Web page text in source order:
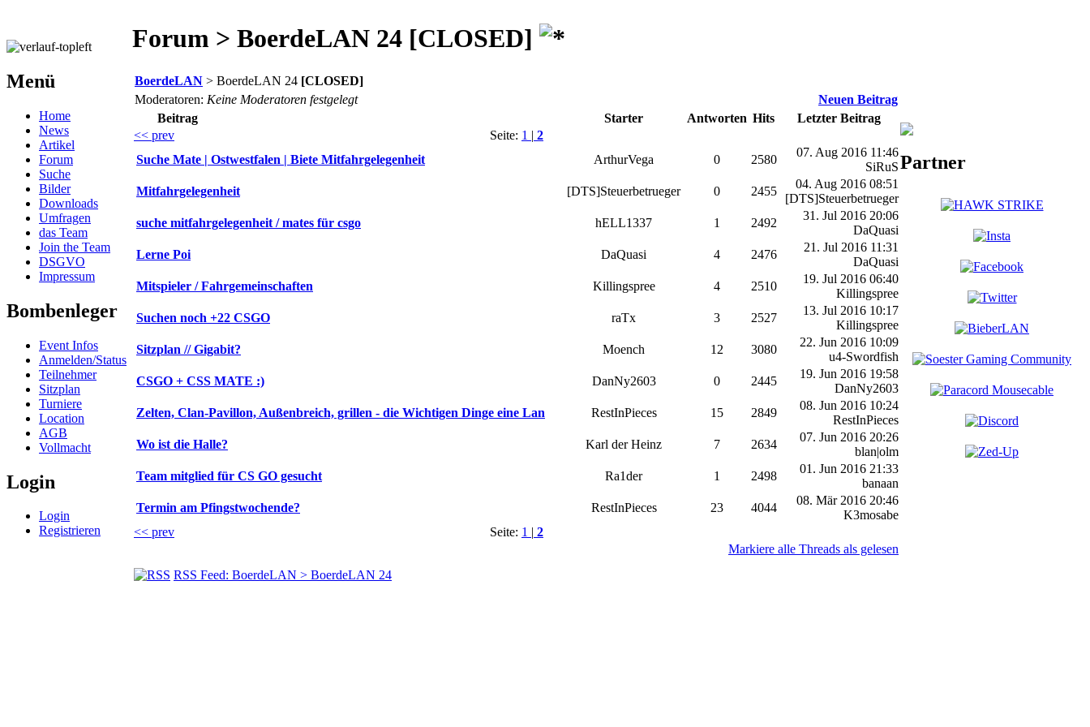
Menü
Home
News
Artikel
Forum
Suche
Bilder
Downloads
Umfragen
das Team
Join the Team
DSGVO
Impressum
Bombenleger
Event Infos
Anmelden/Status
Teilnehmer
Sitzplan
Turniere
Location
AGB
Vollmacht
Login
Login
Registrieren
Forum > BoerdeLAN 24 [CLOSED]
BoerdeLAN > BoerdeLAN 24 [CLOSED]
Moderatoren: Keine Moderatoren festgelegt
Neuen Beitrag
Beitrag
Starter Antworten Hits
Letzter Beitrag
<< prev
Seite: 1 | 2
Suche Mate | Ostwestfalen | Biete Mitfahrgelegenheit
ArthurVega 0 2580
07. Aug 2016 11:46
SiRuS
Mitfahrgelegenheit
[DTS]Steuerbetrueger 0 2455
04. Aug 2016 08:51
[DTS]Steuerbetrueger
suche mitfahrgelegenheit / mates für csgo
hELL1337 1 2492
31. Jul 2016 20:06
DaQuasi
Lerne Poi
DaQuasi 4 2476
21. Jul 2016 11:31
DaQuasi
Mitspieler / Fahrgemeinschaften
Killingspree 4 2510
19. Jul 2016 06:40
Killingspree
Suchen noch +22 CSGO
raTx 3 2527
13. Jul 2016 10:17
Killingspree
Sitzplan // Gigabit?
Moench 12 3080
22. Jun 2016 10:09
u4-Swordfish
CSGO + CSS MATE :)
DanNy2603 0 2445
19. Jun 2016 19:58
DanNy2603
Zelten, Clan-Pavillon, Außenbreich, grillen - die Wichtigen Dinge eine Lan
RestInPieces 15 2849
08. Jun 2016 10:24
RestInPieces
Wo ist die Halle?
Karl der Heinz 7 2634
07. Jun 2016 20:26
blan|olm
Team mitglied für CS GO gesucht
Ra1der 1 2498
01. Jun 2016 21:33
banaan
Termin am Pfingstwochende?
RestInPieces 23 4044
08. Mär 2016 20:46
K3mosabe
<< prev
Seite: 1 | 2
Markiere alle Threads als gelesen
RSS Feed: BoerdeLAN > BoerdeLAN 24
Partner